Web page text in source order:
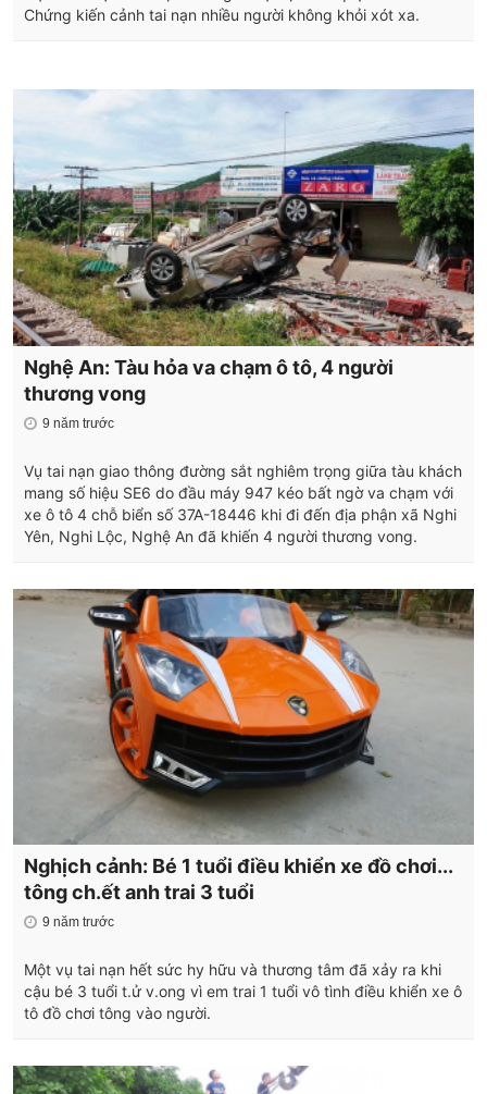
Chứng kiến cảnh tai nạn nhiều người không khỏi xót xa.
Nghệ An: Tàu hỏa va chạm ô tô, 4 người
thương vong
9 năm trước
Vụ tai nạn giao thông đường sắt nghiêm trọng giữa tàu khách
mang số hiệu SE6 do đầu máy 947 kéo bất ngờ va chạm với
xe ô tô 4 chỗ biển số 37A-18446 khi đi đến địa phận xã Nghi
Yên, Nghi Lộc, Nghệ An đã khiến 4 người thương vong.
Nghịch cảnh: Bé 1 tuổi điều khiển xe đồ chơi...
tông ch.ết anh trai 3 tuổi
9 năm trước
Một vụ tai nạn hết sức hy hữu và thương tâm đã xảy ra khi
cậu bé 3 tuổi t.ử v.ong vì em trai 1 tuổi vô tình điều khiển xe ô
tô đồ chơi tông vào người.